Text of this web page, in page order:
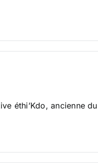
éthi’Kdo, ancienne